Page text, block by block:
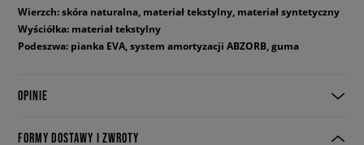
Wierzch: skóra naturalna, materiał tekstylny, materiał syntetyczny
Wyściółka: materiał tekstylny
Podeszwa: pianka EVA, system amortyzacji ABZORB, guma
OPINIE
FORMY DOSTAWY I ZWROTY